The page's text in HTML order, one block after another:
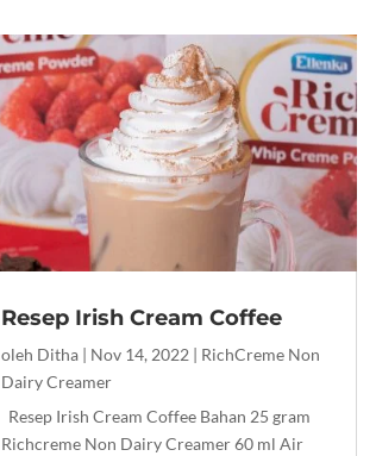
Resep Irish Cream Coffee
oleh Ditha | Nov 14, 2022 | RichCreme Non
Dairy Creamer
Resep Irish Cream Coffee Bahan 25 gram
Richcreme Non Dairy Creamer 60 ml Air